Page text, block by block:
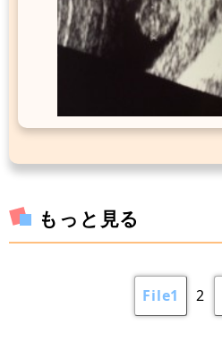
もっと見る
File1 2